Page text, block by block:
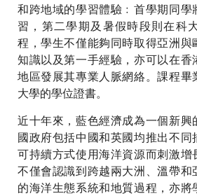
和跨地域的學習體驗﹕首學期同學
習，第二學期及暑假時段則在科
程，學生不僅能夠同時取得亞洲與
知識以及第一手經驗，亦可以在香
地區發展其專業人脈網絡。課程畢
大學的學位證書。
近十年來，藍色經濟成為一個新興
國政府包括中國和英國均推出不同
可持續方式使用海洋資源而刺激增
不僅會認識到跨越兩大洲、溫帶和
的海洋生態系統和地質過程，亦將